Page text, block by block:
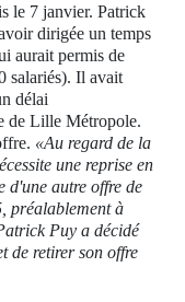
le 7 janvier. Patrick
dirigée un temps
aurait permis de
salariés). Il avait
délai
de Lille Métropole.
«Au regard de la
une reprise en
d'une autre offre de
préalablement à
Puy a décidé
de retirer son offre